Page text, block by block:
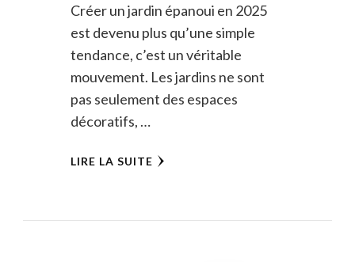
Créer un jardin épanoui en 2025
est devenu plus qu’une simple
tendance, c’est un véritable
mouvement. Les jardins ne sont
pas seulement des espaces
décoratifs, …
LIRE LA SUITE